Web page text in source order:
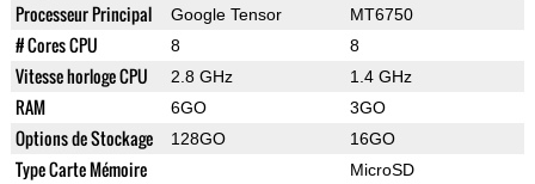
Processeur Principal Google Tensor MT6750
# Cores CPU 8 8
Vitesse horloge CPU 2.8 GHz 1.4 GHz
RAM 6GO 3GO
Options de Stockage 128GO 16GO
Type Carte Mémoire MicroSD